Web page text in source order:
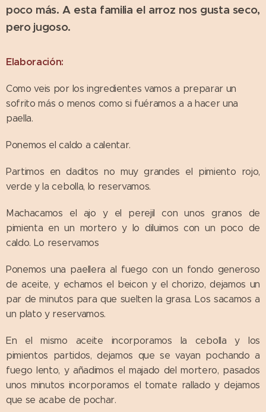
poco más. A esta familia el arroz nos gusta seco,
pero jugoso.
Elaboración:
Como veis por los ingredientes vamos a preparar un
sofrito más o menos como si fuéramos a a hacer una
paella.
Ponemos el caldo a calentar.
Partimos en daditos no muy grandes el pimiento rojo,
verde y la cebolla, lo reservamos.
Machacamos el ajo y el perejil con unos granos de
pimienta en un mortero y lo diluimos con un poco de
caldo. Lo reservamos
Ponemos una paellera al fuego con un fondo generoso
de aceite, y echamos el beicon y el chorizo, dejamos un
par de minutos para que suelten la grasa. Los sacamos a
un plato y reservamos.
En el mismo aceite incorporamos la cebolla y los
pimientos partidos, dejamos que se vayan pochando a
fuego lento, y añadimos el majado del mortero, pasados
unos minutos incorporamos el tomate rallado y dejamos
que se acabe de pochar.